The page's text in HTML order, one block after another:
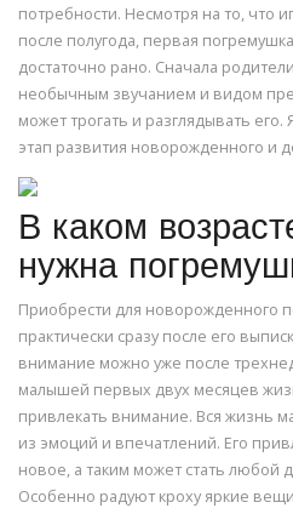
потребности. Несмотря на то, что
после полугода, первая
достаточно рано. Сначала
необычным звучанием и видом
может трогать и разглядывать
этап развития новорожденного и
В каком
нужна
Приобрести для новорожденного
практически сразу после его
внимание можно уже после
малышей первых двух месяцев
привлекать внимание. Вся жизнь
из эмоций и впечатлений. Его
новое, а таким может стать любой
Особенно радуют кроху яркие